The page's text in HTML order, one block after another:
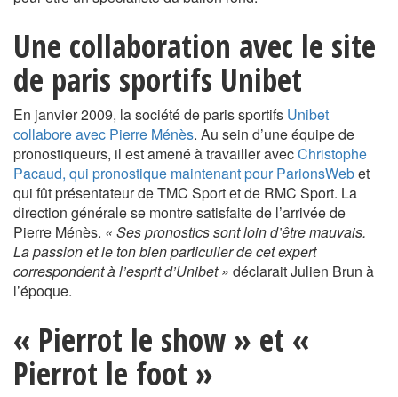
Une collaboration avec le site
de paris sportifs Unibet
En janvier 2009, la société de paris sportifs Unibet
collabore avec Pierre Ménès. Au sein d’une équipe de
pronostiqueurs, il est amené à travailler avecChristophe
Pacaud, qui pronostique maintenant pour ParionsWebet
qui fût présentateur de TMC Sport et de RMC Sport. La
direction générale se montre satisfaite de l’arrivée de
Pierre Ménès. « Ses pronostics sont loin d’être mauvais.
La passion et le ton bien particulier de cet expert
correspondent à l’esprit d’Unibet » déclarait Julien Brun à
l’époque.
« Pierrot le show » et «
Pierrot le foot »